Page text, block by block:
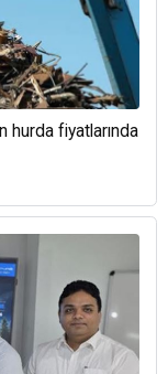
hurda fiyatlarında